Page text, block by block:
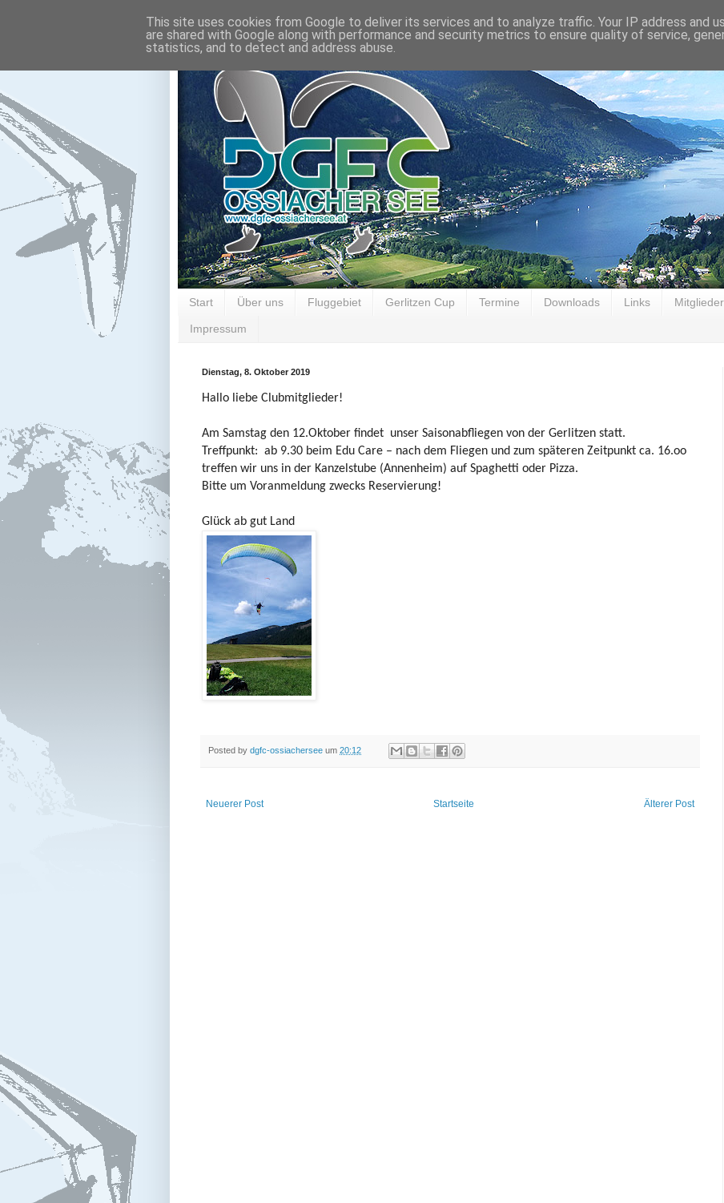
Start Über uns Fluggebiet Gerlitzen Cup Termine Downloads Links Mitglieder
Impressum
Dienstag, 8. Oktober 2019
Hallo liebe Clubmitglieder!
Am Samstag den 12.Oktober findet unser Saisonabfliegen von der Gerlitzen statt.
Treffpunkt: ab 9.30 beim Edu Care – nach dem Fliegen und zum späteren Zeitpunkt ca. 16.oo
treffen wir uns in der Kanzelstube (Annenheim) auf Spaghetti oder Pizza.
Bitte um Voranmeldung zwecks Reservierung!
Glück ab gut Land
Posted by dgfc-ossiachersee um 20:12
Neuerer Post Älterer Post
Startseite
This site uses cookies from Google to deliver its services and to analyze traffic. Your IP address and
are shared with Google along with performance and security metrics to ensure quality of service,
statistics, and to detect and address abuse.